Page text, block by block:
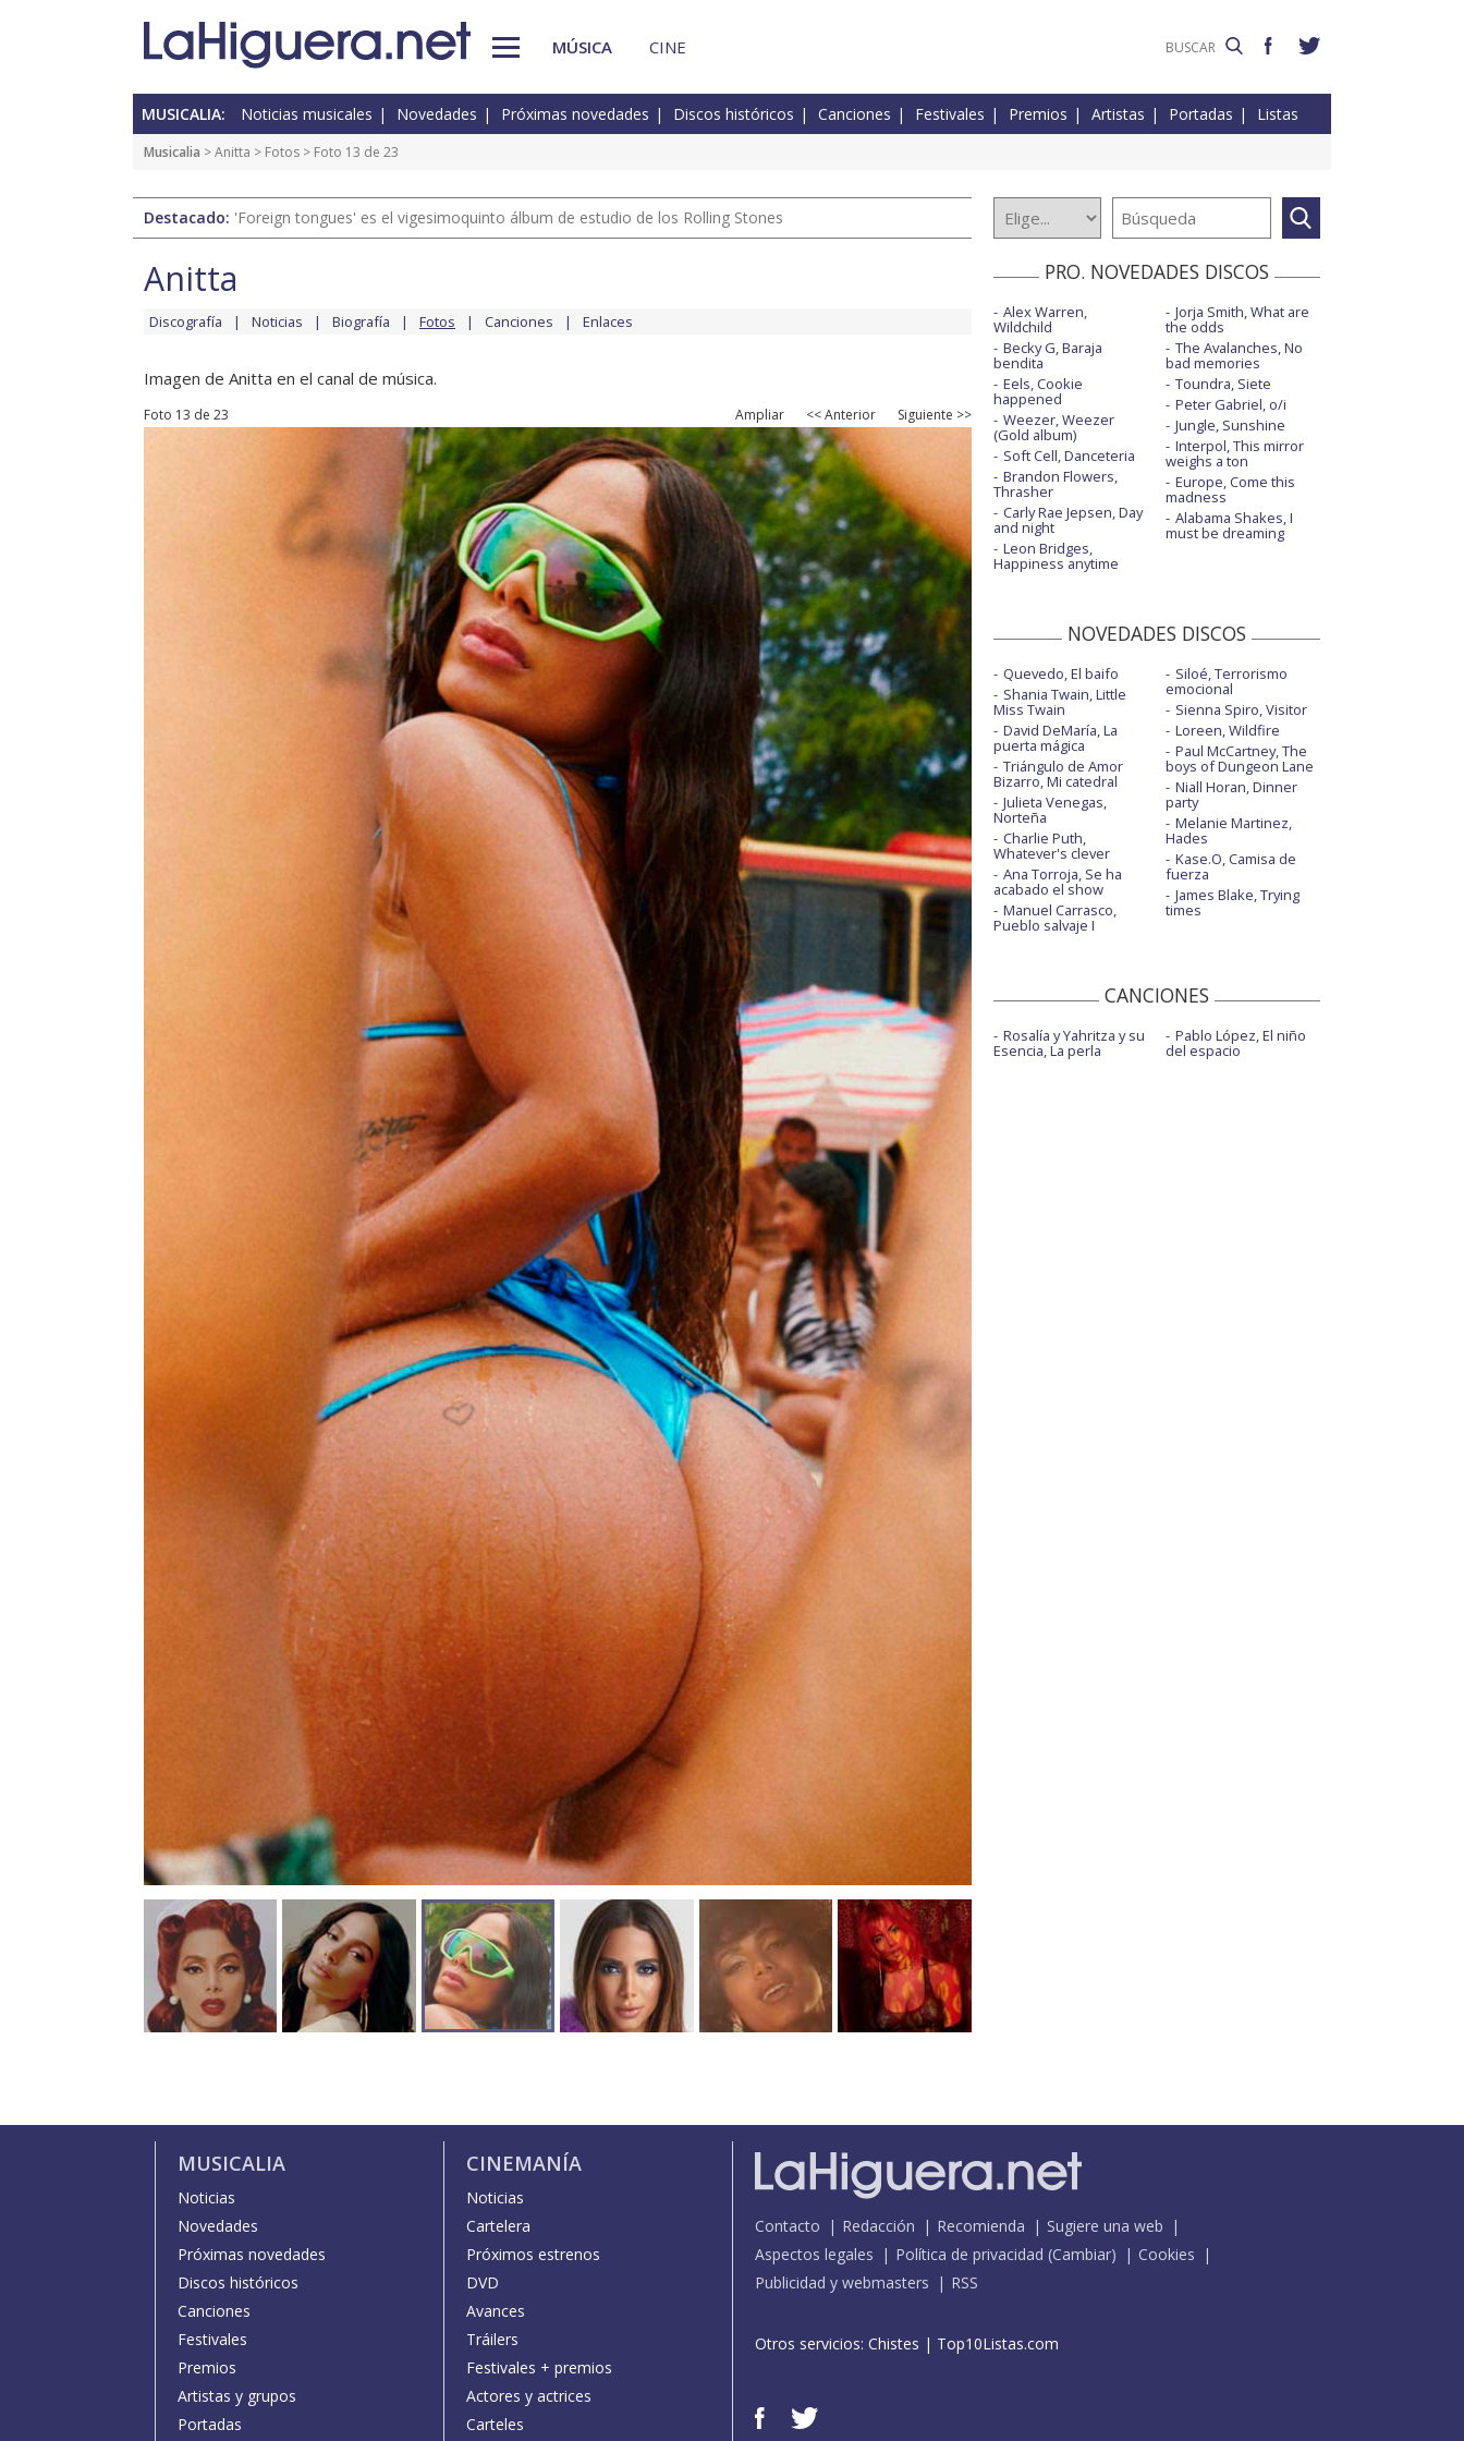
MÚSICA CINE
MUSICALIA: Noticias musicales Novedades Próximas novedades Discos históricos Canciones Festivales Premios Artistas Portadas Listas
Musicalia >Anitta > Fotos > Foto 13 de 23
Destacado: 'Foreign tongues' es el vigesimoquinto álbum de estudio de los Rolling Stones
Anitta
Discografía Noticias Biografía Fotos Canciones Enlaces
Imagen de Anitta en el canal de música.
Foto 13 de 23 Ampliar << Anterior Siguiente >>
PRO. NOVEDADES DISCOS
Alex Warren,
Wildchild
Becky G, Baraja
bendita
Eels, Cookie
happened
Weezer, Weezer
(Gold album)
Soft Cell, Danceteria
Brandon Flowers,
Thrasher
Carly Rae Jepsen, Day
and night
Leon Bridges,
Happiness anytime
Jorja Smith, What are
the odds
The Avalanches, No
bad memories
Toundra, Siete
Peter Gabriel, o/i
Jungle, Sunshine
Interpol, This mirror
weighs a ton
Europe, Come this
madness
Alabama Shakes, I
must be dreaming
NOVEDADES DISCOS
Quevedo, El baifo
Shania Twain, Little
Miss Twain
David DeMaría, La
puerta mágica
Triángulo de Amor
Bizarro, Mi catedral
Julieta Venegas,
Norteña
Charlie Puth,
Whatever's clever
Ana Torroja, Se ha
acabado el show
Manuel Carrasco,
Pueblo salvaje I
Siloé, Terrorismo
emocional
Sienna Spiro, Visitor
Loreen, Wildfire
Paul McCartney, The
boys of Dungeon Lane
Niall Horan, Dinner
party
Melanie Martinez,
Hades
Kase.O, Camisa de
fuerza
James Blake, Trying
times
CANCIONES
Rosalía y Yahritza y su
Esencia, La perla
Pablo López, El niño
del espacio
MUSICALIA
Noticias
Novedades
Próximas novedades
Discos históricos
Canciones
Festivales
Premios
Artistas y grupos
Portadas
CINEMANÍA
Noticias
Cartelera
Próximos estrenos
DVD
Avances
Tráilers
Festivales + premios
Actores y actrices
Carteles
Contacto Redacción Recomienda
Sugiere una web
Aspectos legales
Política de privacidad (Cambiar)
Cookies
Publicidad y webmasters
RSS
Otros servicios: Chistes | Top10Listas.com